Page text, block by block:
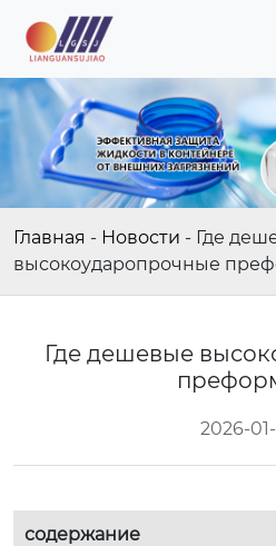
Главная - Новости - Где
высокоударопрочные
Где дешевые
2026-
содержание